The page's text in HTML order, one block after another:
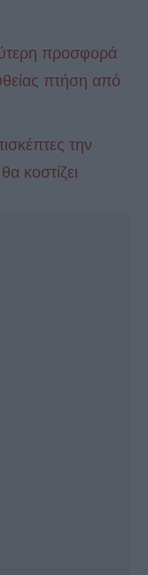
προσφορά
πτήση από
την
κοστίζει